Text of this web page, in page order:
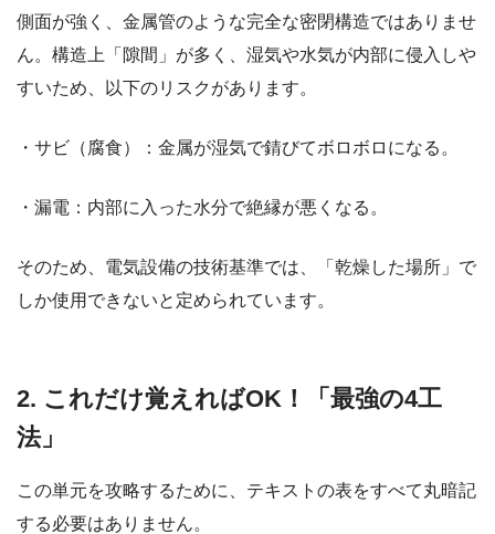
側面が強く、金属管のような完全な密閉構造ではありませ
ん。構造上「隙間」が多く、湿気や水気が内部に侵入しや
すいため、以下のリスクがあります。
・サビ（腐食）：金属が湿気で錆びてボロボロになる。
・漏電：内部に入った水分で絶縁が悪くなる。
そのため、電気設備の技術基準では、「乾燥した場所」で
しか使用できないと定められています。
2. これだけ覚えればOK！「最強の4工
法」
この単元を攻略するために、テキストの表をすべて丸暗記
する必要はありません。